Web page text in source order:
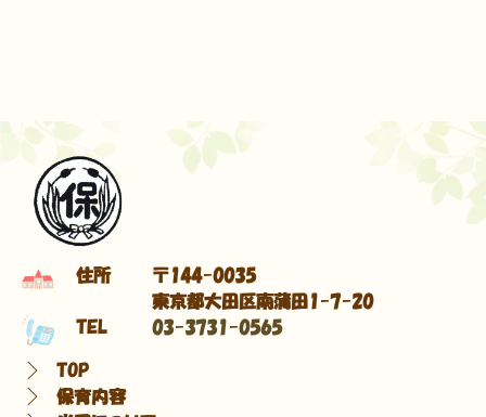
住所
〒144-0035
東京都大田区南蒲田1-7-20
TEL
03-3731-0565
TOP
保育内容